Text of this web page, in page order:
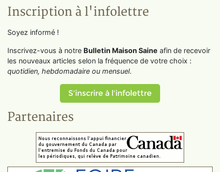
Inscription à l'infolettre
Soyez informé !
Inscrivez-vous à notre Bulletin Maison Saine afin de recevoir
les nouveaux articles selon la fréquence de votre choix :
quotidien, hebdomadaire ou mensuel.
S'inscrire à l'infolettre
Partenaires